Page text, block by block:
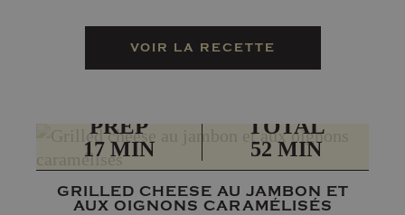
VOIR LA RECETTE
PRÉP
17 MIN
TOTAL
52 MIN
GRILLED CHEESE AU JAMBON ET
AUX OIGNONS CARAMÉLISÉS